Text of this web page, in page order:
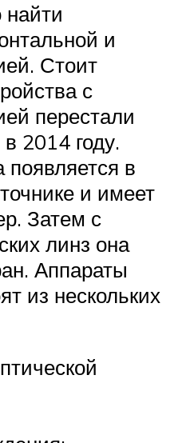
и
Стоит
с
перестали
2014 году.
появляется в
и имеет
Затем с
линз она
Аппараты
из нескольких